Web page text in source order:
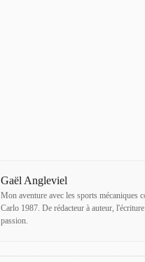
Gaël Angleviel
Mon aventure avec les sports mécaniques
Carlo 1987. De rédacteur à auteur,
passion.